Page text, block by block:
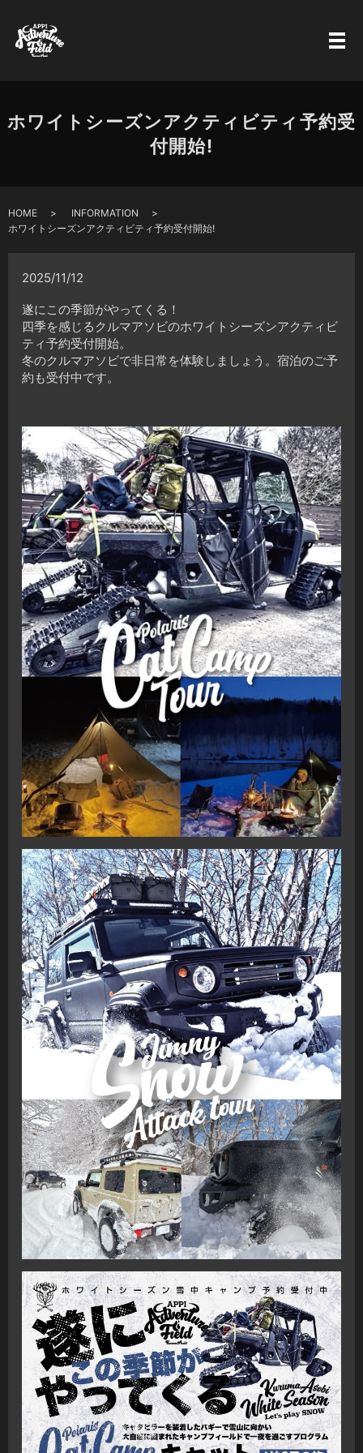
ホワイトシーズンアクティビティ予約受
付開始!
HOME
INFORMATION
ホワイトシーズンアクティビティ予約受付開始!
2025/11/12
遂にこの季節がやってくる！
四季を感じるクルマアソビのホワイトシーズンアクティビ
ティ予約受付開始。
冬のクルマアソビで非日常を体験しましょう。宿泊のご予
約も受付中です。